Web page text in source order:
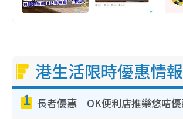
港生活限時優惠情報
1